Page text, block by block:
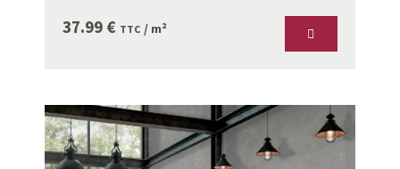
37.99 € TTC / m²